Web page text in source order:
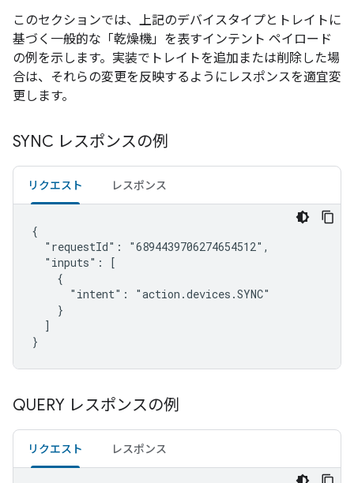
このセクションでは、上記のデバイスタイプとトレイトに
基づく一般的な「乾燥機」を表すインテント ペイロード
の例を示します。実装でトレイトを追加または削除した場
合は、それらの変更を反映するようにレスポンスを適宜変
更します。
SYNC レスポンスの例
リクエスト レスポンス
{
  "requestId": "6894439706274654512",
  "inputs": [
    {
      "intent": "action.devices.SYNC"
    }
  ]
}
QUERY レスポンスの例
リクエスト レスポンス